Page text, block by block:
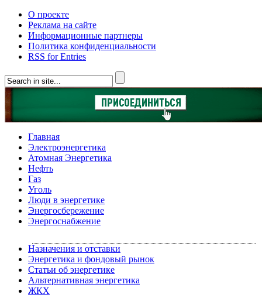
О проекте
Реклама на сайте
Информационные партнеры
Политика конфиденциальности
RSS for Entries
Главная
Электроэнергетика
Атомная Энергетика
Нефть
Газ
Уголь
Люди в энергетике
Энергосбережение
Энергоснабжение
Назначения и отставки
Энергетика и фондовый рынок
Статьи об энергетике
Альтернативная энергетика
ЖКХ